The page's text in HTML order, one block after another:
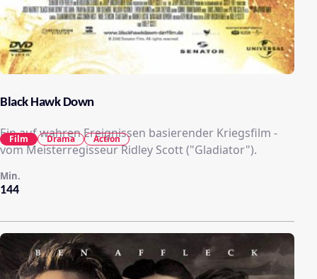
Black Hawk Down
Ein auf wahren Ereignissen basierender Kriegsfilm -
vom Meisterregisseur Ridley Scott ("Gladiator").
144
Min.
Film Drama Action